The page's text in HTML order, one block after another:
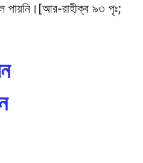
পায়নি।[আর-রাহীক্ব ৯৩ পৃঃ;